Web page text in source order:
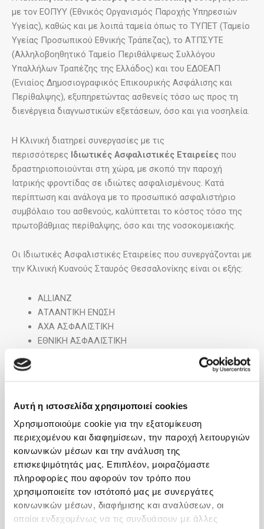
Αυτή η ιστοσελίδα χρησιμοποιεί cookies
Χρησιμοποιούμε cookie για την εξατομίκευση
περιεχομένου και διαφημίσεων, την παροχή λειτουργιών
κοινωνικών μέσων και την ανάλυση της
επισκεψιμότητάς μας. Επιπλέον, μοιραζόμαστε
πληροφορίες που αφορούν τον τρόπο που
χρησιμοποιείτε τον ιστότοπό μας με συνεργάτες
κοινωνικών μέσων, διαφήμισης και αναλύσεων, οι
οποίοι ενδεχομένως να τις συνδυάσουν με άλλες
με τον ΕΟΠΥΥ (Εθνικός Οργανισμός Παροχής Υπηρεσιών
Υγείας), καθώς και με λοιπά ταμεία όπως το ΤΥΠΕΤ (Ταμείο
Υγείας Προσωπικού Εθνικής Τράπεζας), το ΑΤΠΣΥΤΕ
(Αλληλοβοηθητικό Ταμείο Περιθάλψεως Συλλόγου
Υπαλλήλων Τραπέζης της Ελλάδος) και του ΕΔΟΕΑΠ
(Ενιαίος Δημοσιογραφικός Επικουρικής Ασφάλισης και
Περίθαλψης), εξυπηρετώντας ασθενείς τόσο ως προς τη
διενέργεια διαγνωστικών εξετάσεων, όσο και για νοσηλεία.
Η Κλινική διατηρεί συνεργασίες με τις
περισσότερες Ιδιωτικές Ασφαλιστικές Εταιρείες που
δραστηριοποιούνται στη χώρα, με σκοπό την παροχή
Ιατρικής φροντίδας σε ιδιώτες ασφαλισμένους. Κατά
περίπτωση και ανάλογα με το προσωπικό ασφαλιστήριο
συμβόλαιο του ασθενούς, καλύπτεται το κόστος τόσο της
πρωτοβάθμιας περίθαλψης, όσο και της νοσοκομειακής.
Οι Ιδιωτικές Ασφαλιστικές Εταιρείες που συνεργάζονται με
την Κλινική Κυανούς Σταυρός Θεσσαλονίκης είναι οι εξής:
ALLIANZ
ΑΤΛΑΝΤΙΚΗ ΕΝΩΣΗ
AXA ΑΣΦΑΛΙΣΤΙΚΗ
ΕΘΝΙΚΗ ΑΣΦΑΛΙΣΤΙΚΗ
GENERALI
INTERAMERICAN
NN
Στο πλαίσιο της αγαστής συνεργασίας μεταξύ της Κλινικής
και των Ιδιωτικών Ασφαλιστικών Εταιρειών, οι
ασφαλισμένοι ασθενείς εξυπηρετούνται άμεσα,
λαμβάνοντας υπηρεσίες υγείας υψηλών προδιαγραφών και
απαιτήσεων, αποφεύγοντας παράλληλα γραφειοκρατικές